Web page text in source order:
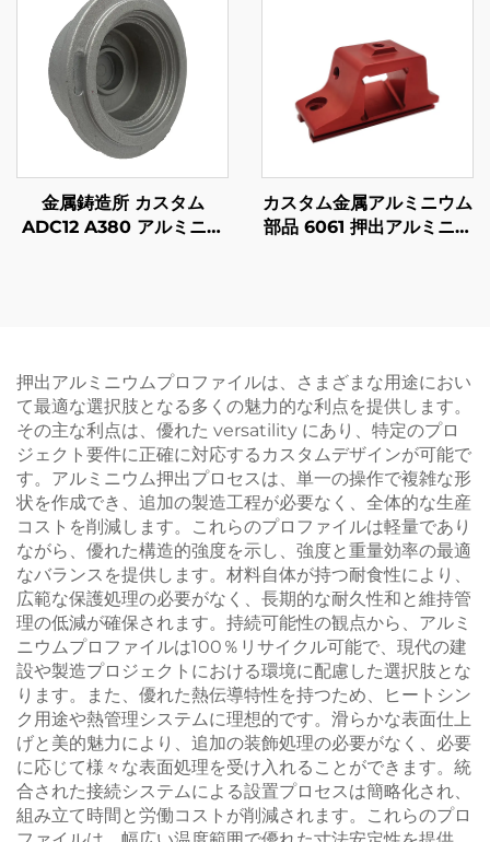
金属鋳造所 カスタム
ADC12 A380 アルミニウ
カスタム金属アルミニウム
部品 6061 押出アルミニウ
押出アルミニウムプロファイルは、さまざまな用途におい
て最適な選択肢となる多くの魅力的な利点を提供します。
その主な利点は、優れた versatility にあり、特定のプロ
ジェクト要件に正確に対応するカスタムデザインが可能で
す。アルミニウム押出プロセスは、単一の操作で複雑な形
状を作成でき、追加の製造工程が必要なく、全体的な生産
コストを削減します。これらのプロファイルは軽量であり
ながら、優れた構造的強度を示し、強度と重量効率の最適
なバランスを提供します。材料自体が持つ耐食性により、
広範な保護処理の必要がなく、長期的な耐久性和と維持管
理の低減が確保されます。持続可能性の観点から、アルミ
ニウムプロファイルは100％リサイクル可能で、現代の建
設や製造プロジェクトにおける環境に配慮した選択肢とな
ります。また、優れた熱伝導特性を持つため、ヒートシン
ク用途や熱管理システムに理想的です。滑らかな表面仕上
げと美的魅力により、追加の装飾処理の必要がなく、必要
に応じて様々な表面処理を受け入れることができます。統
合された接続システムによる設置プロセスは簡略化され、
組み立て時間と労働コストが削減されます。これらのプロ